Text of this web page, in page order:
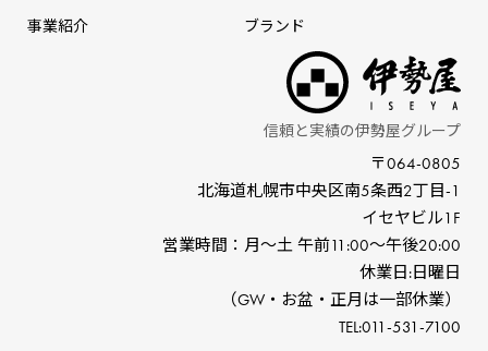
事業紹介 ブランド
信頼と実績の伊勢屋グループ
〒064-0805
北海道札幌市中央区南5条⻄2丁⽬-1
イセヤビル1F
営業時間：⽉〜⼟ 午前11:00〜午後20:00
休業⽇:⽇曜⽇
（GW‧お盆‧正⽉は⼀部休業）
TEL:011-531-7100